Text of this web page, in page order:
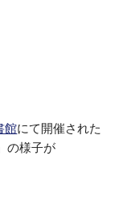
館にて開催された
の様子が